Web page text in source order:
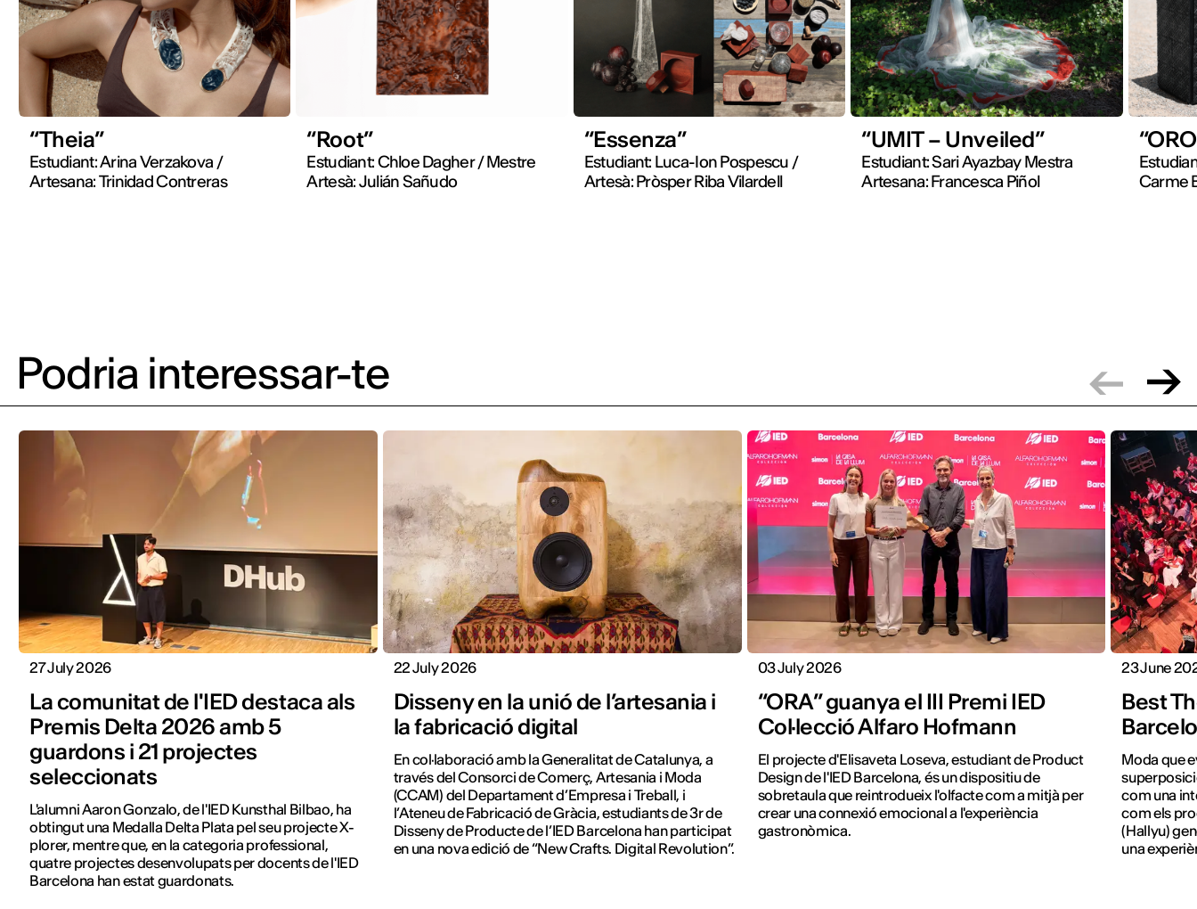
“Theia”
Estudiant: Arina Verzakova /
Artesana: Trinidad Contreras
“Root”
Estudiant: Chloe Dagher / Mestre
Artesà: Julián Sañudo
“Essenza”
Estudiant: Luca-Ion Pospescu /
Artesà: Pròsper Riba Vilardell
“UMIT – Unveiled”
Estudiant: Sari Ayazbay Mestra
Artesana: Francesca Piñol
Carme
Podria interessar-te
27 July 2026
La comunitat de l'IED destaca als
Premis Delta 2026 amb 5
guardons i 21 projectes
seleccionats
L'alumni Aaron Gonzalo, de l'IED Kunsthal Bilbao, ha
obtingut una Medalla Delta Plata pel seu projecte X-
plorer, mentre que, en la categoria professional,
quatre projectes desenvolupats per docents de l'IED
Barcelona han estat guardonats.
22 July 2026
Disseny en la unió de l’artesania i
la fabricació digital
En col·laboració amb la Generalitat de Catalunya, a
través del Consorci de Comerç, Artesania i Moda
(CCAM) del Departament d’Empresa i Treball, i
l’Ateneu de Fabricació de Gràcia, estudiants de 3r de
Disseny de Producte de l’IED Barcelona han participat
en una nova edició de “New Crafts. Digital Revolution”.
03 July 2026
“ORA” guanya el III Premi IED
Col·lecció Alfaro Hofmann
El projecte d'Elisaveta Loseva, estudiant de Product
Design de l'IED Barcelona, és un dispositiu de
sobretaula que reintrodueix l'olfacte com a mitjà per
crear una connexió emocional a l'experiència
gastronòmica.
23 June
Best
Moda que
com una
com els
(Hallyu)
una